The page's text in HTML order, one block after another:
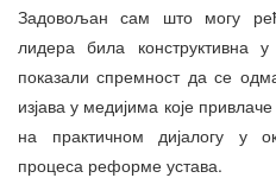
Задовољан сам што могу
лидера била
показали спремност да се
изјава у медијима које
на практичном дијалогу у
процеса реформе устава.